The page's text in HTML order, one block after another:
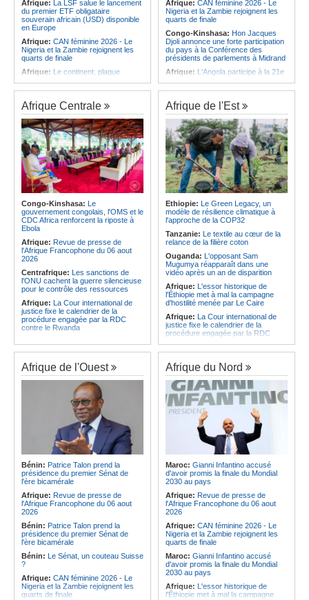
Afrique:
La LSF salue le lancement
du premier ETF obligataire
souverain africain (USD) disponible
en Europe
Afrique: CAN féminine 2026 - Le
Nigeria et la Zambie rejoignent les
quarts de finale
Afrique: Le continent, plaque
Afrique:Pourquoi l'avenir du textile
africain est bien plus prometteur que
ne le laissent penser les chiffres
Afrique:L'essor historique de
l'Éthiopie met à mal la campagne
d'hostilité menée par Le Caire
Afrique:La Cour international de
justice fixe le calendrier de la
procédure engagée par la RDC
contre le Rwanda
Afrique:Ligue des Champions de la
CAF - L'Espérance exemptée au
premier tour, le Club Africain hérite
du Djoliba AC
Afrique: Un consortium européen
développe un modèle de production
novateur pour les ingrédients
opportunité pour le pays
Afrique: CAN féminine 2026 - Le
Nigeria et la Zambie rejoignent les
quarts de finale
Congo-Kinshasa: Hon Jacques
Djoli annonce une forte participation
du pays à la Conférence des
présidents de parlements à Midrand
Afrique: L'Angola participe à la 21e
Afrique:CAN féminine - La Côte
d'Ivoire affrontera l'Algérie et le
Maroc fera face à l'Afrique du Sud
en quarts
Afrique: Revue de presse de
l'Afrique francophone du 05 août
2026
Afrique:L'Angola et l'UA préparent
le sommet sur la prévention et la
résolution des conflits
Angola:Le paiement échelonné
des services touristiques démarre
ce jeudi
Angola:Jiu-jitsu - Le pays
décroche une troisième médaille à
Afrique Centrale
Congo-Kinshasa: Le
gouvernement congolais, l'OMS et le
CDC Africa renforcent la riposte à
Ebola
Afrique: Revue de presse de
l'Afrique Francophone du 06 aout
2026
Centrafrique: Les sanctions de
l'ONU cachent la guerre silencieuse
pour le contrôle des ressources
Afrique: La Cour international de
justice fixe le calendrier de la
procédure engagée par la RDC
contre le Rwanda
Congo-Kinshasa:Plan stratégique
triennal 2026-2028 - L'IGF place la
digitalisation au coeur des réformes
Congo-Kinshasa:RDC - Félix
Tshisekedi place le CEFOCK au
coeur de bataille de l'appropriation
du Génocost !
Congo-Kinshasa: Matadi - Le
Kongo Central lance la campagne
de sensibilisation au deuxième
Recensement général de la
population et de l'habitat
Congo-Kinshasa: Le VPM Shabani
remet aux organisations politiques la
directive ministérielle de l'année
politique 2026
Congo-Kinshasa:Gratien de
Saint-Nicolas Iracan - « Je ne
soutiendrai jamais un dialogue
destiné au partage du pouvoir ou à
la légitimation des groupes armés »
Afrique de l'Est
Ethiopie: Le Green Legacy, un
modèle de résilience climatique à
l'approche de la COP32
Tanzanie: Le textile au cœur de la
relance de la filière coton
Ouganda: L'opposant Sam
Mugumya réapparaît dans une
vidéo après un an de disparition
Afrique: L'essor historique de
l'Éthiopie met à mal la campagne
d'hostilité menée par Le Caire
Afrique: La Cour international de
justice fixe le calendrier de la
procédure engagée par la RDC
Ethiopie:Addis-Abeba - L'église
d'Afrique lance officiellement son
'cheminement' vers la grande
Assemblée de 2028
Afrique de l'Est: Le pari du régime
érythréen - Pousser le Tigray vers
une zone tampon dans le cadre
d'une nouvelle guerre par
procuration
Ethiopie:Le Premier ministre Abiy
inaugure le nouveau terminal de
l'aéroport international de Bahir Dar
Afrique:La Croix-Rouge
éthiopienne appelle à une
mobilisation accrue des ressources
locales en Afrique
Afrique de l'Est:
les moyens, entraver la coopération
équitable par tous les moyens
Afrique de l'Ouest
Bénin: Patrice Talon prend la
présidence du premier Sénat de
l'ère bicamérale
Afrique: Revue de presse de
l'Afrique Francophone du 06 aout
2026
Bénin: Patrice Talon prend la
présidence du premier Sénat de
l'ère bicamérale
Bénin: Le Sénat, un couteau Suisse
?
Afrique: CAN féminine 2026 - Le
Nigeria et la Zambie rejoignent les
quarts de finale
Afrique du Nord
Maroc: Gianni Infantino accusé
d'avoir promis la finale du Mondial
2030 au pays
Afrique: Revue de presse de
l'Afrique Francophone du 06 aout
2026
Afrique: CAN féminine 2026 - Le
Nigeria et la Zambie rejoignent les
quarts de finale
Maroc: Gianni Infantino accusé
d'avoir promis la finale du Mondial
2030 au pays
Afrique: L'essor historique de
l'Éthiopie met à mal la campagne